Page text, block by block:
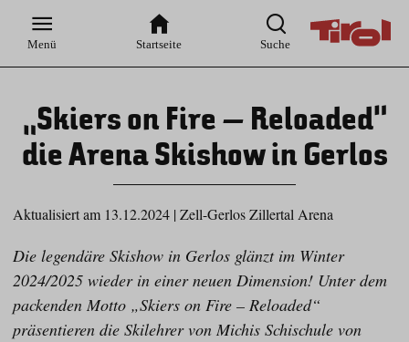
Hauptnavigation
Inhaltsbereich
Menü Startseite Suche
„Skiers on Fire – Reloaded“
die Arena Skishow in Gerlos
Aktualisiert am 13.12.2024 | Zell-Gerlos Zillertal Arena
Die legendäre Skishow in Gerlos glänzt im Winter
2024/2025 wieder in einer neuen Dimension! Unter dem
packenden Motto „Skiers on Fire – Reloaded“
präsentieren die Skilehrer von Michis Schischule von